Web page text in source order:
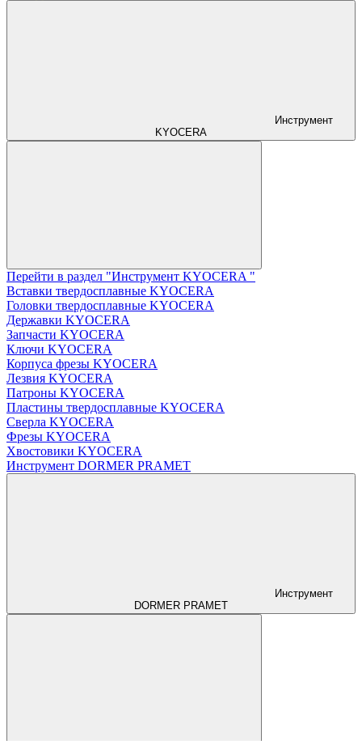
Инструмент
KYOCERA
Перейти в раздел "Инструмент KYOCERA "
Вставки твердосплавные KYOCERA
Головки твердосплавные KYOCERA
Державки KYOCERA
Запчасти KYOCERA
Ключи KYOCERA
Корпуса фрезы KYOCERA
Лезвия KYOCERA
Патроны KYOCERA
Пластины твердосплавные KYOCERA
Сверла KYOCERA
Фрезы KYOCERA
Хвостовики KYOCERA
Инструмент DORMER PRAMET
Инструмент
DORMER PRAMET